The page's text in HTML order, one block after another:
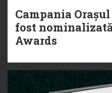
Campania
fost
Awards